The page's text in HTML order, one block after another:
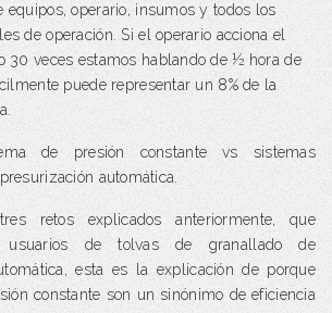
equipos, operario, insumos y todos los
de operación. Si el operario acciona el
30 veces estamos hablando de ½ hora de
puede representar un 8% de la
de presión constante vs sistemas
automática.
retos explicados anteriormente, que
usuarios de tolvas de granallado de
esta es la explicación de porque
constante son un sinónimo de eficiencia